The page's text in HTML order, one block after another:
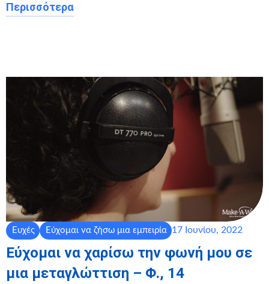
Περισσότερα
Ευχές Εύχομαι να ζήσω μια εμπειρία 17 Ιουνίου, 2022
Εύχομαι να χαρίσω την φωνή μου σε
μια μεταγλώττιση – Φ., 14